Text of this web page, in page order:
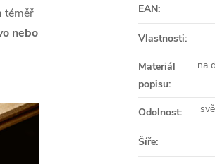
téměř
nebo
EAN:
Vlastnosti:
Materiál
popisu:
na
Odolnost:
Šíře: